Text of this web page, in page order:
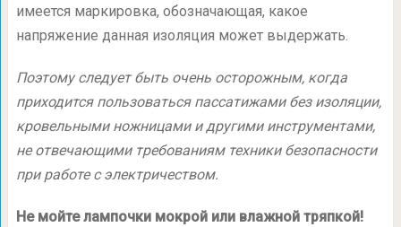
имеется маркировка, обозначающая, какое
напряжение данная изоляция может выдержать.
Поэтому следует быть очень осторожным, когда
приходится пользоваться пассатижами без изоляции,
кровельными ножницами и другими инструментами,
не отвечающими требованиям техники безопасности
при работе с электричеством.
Не мойте лампочки мокрой или влажной тряпкой!